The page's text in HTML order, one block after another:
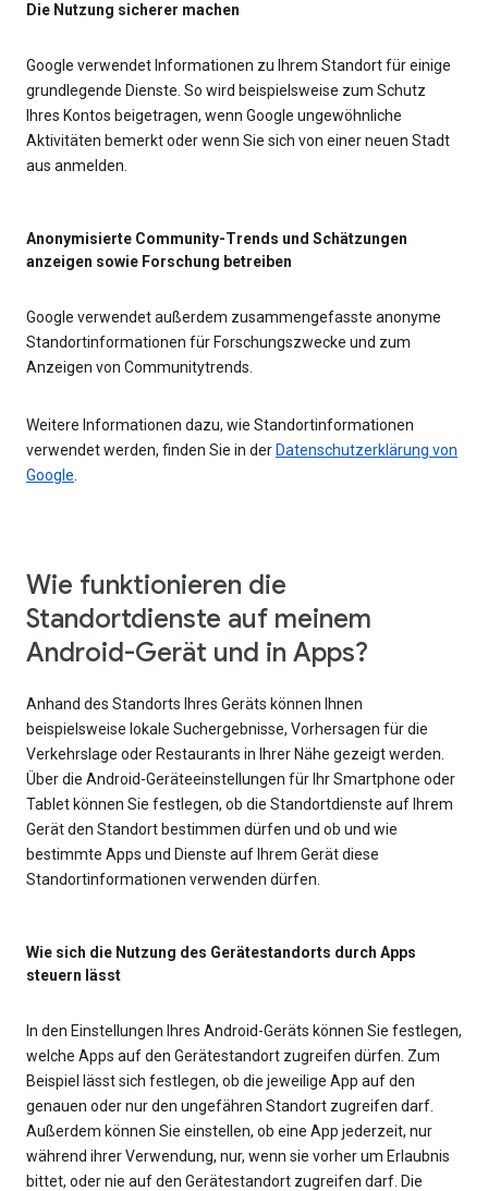
Die Nutzung sicherer machen
Google verwendet Informationen zu Ihrem Standort für einige
grundlegende Dienste. So wird beispielsweise zum Schutz
Ihres Kontos beigetragen, wenn Google ungewöhnliche
Aktivitäten bemerkt oder wenn Sie sich von einer neuen Stadt
aus anmelden.
Anonymisierte Community-Trends und Schätzungen
anzeigen sowie Forschung betreiben
Google verwendet außerdem zusammengefasste anonyme
Standortinformationen für Forschungszwecke und zum
Anzeigen von Communitytrends.
Weitere Informationen dazu, wie Standortinformationen
verwendet werden, finden Sie in der Datenschutzerklärung von
Google
Wie funktionieren die
Standortdienste auf meinem
Android-Gerät und in Apps?
Anhand des Standorts Ihres Geräts können Ihnen
beispielsweise lokale Suchergebnisse, Vorhersagen für die
Verkehrslage oder Restaurants in Ihrer Nähe gezeigt werden.
Über die Android-Geräteeinstellungen für Ihr Smartphone oder
Tablet können Sie festlegen, ob die Standortdienste auf Ihrem
Gerät den Standort bestimmen dürfen und ob und wie
bestimmte Apps und Dienste auf Ihrem Gerät diese
Standortinformationen verwenden dürfen.
Wie sich die Nutzung des Gerätestandorts durch Apps
steuern lässt
In den Einstellungen Ihres Android-Geräts können Sie festlegen,
welche Apps auf den Gerätestandort zugreifen dürfen. Zum
Beispiel lässt sich festlegen, ob die jeweilige App auf den
genauen oder nur den ungefähren Standort zugreifen darf.
Außerdem können Sie einstellen, ob eine App jederzeit, nur
während ihrer Verwendung, nur, wenn sie vorher um Erlaubnis
bittet, oder nie auf den Gerätestandort zugreifen darf. Die